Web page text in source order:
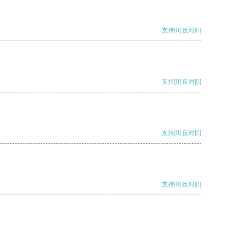
支持[0] 反对[0]
支持[0] 反对[0]
支持[0] 反对[0]
支持[0] 反对[0]